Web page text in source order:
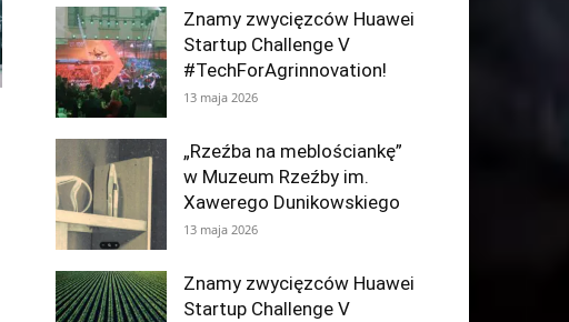
Znamy zwycięzców Huawei
Startup Challenge V
#TechForAgrinnovation!
13 maja 2026
„Rzeźba na meblościankę”
w Muzeum Rzeźby im.
Xawerego Dunikowskiego
13 maja 2026
Znamy zwycięzców Huawei
Startup Challenge V